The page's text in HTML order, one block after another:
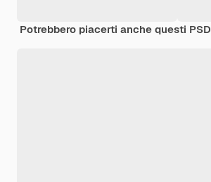
Potrebbero piacerti anche questi PSD